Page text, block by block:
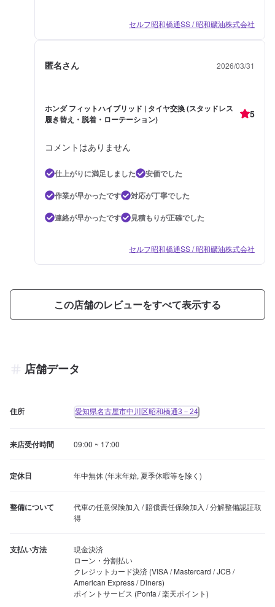
セルフ昭和橋通SS / 昭和礦油株式会社
匿名さん 2026/03/31
ホンダ フィットハイブリッド | タイヤ交換 (スタッドレス
履き替え・脱着・ローテーション)
5
コメントはありません
仕上がりに満足しました
安価でした
作業が早かったです
対応が丁寧でした
連絡が早かったです
見積もりが正確でした
セルフ昭和橋通SS / 昭和礦油株式会社
この店舗のレビューをすべて表示する
店舗データ
住所 愛知県名古屋市中川区昭和橋通3－24
来店受付時間 09:00 ~ 17:00
定休日 年中無休 (年末年始, 夏季休暇等を除く)
整備について
代車の任意保険加入 / 賠償責任保険加入 / 分解整備認証取
得
支払い方法
現金決済
ローン・分割払い
クレジットカード決済 (VISA / Mastercard / JCB /
American Express / Diners)
ポイントサービス (Ponta / 楽天ポイント)